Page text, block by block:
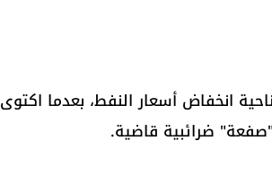
انخفاض أسعار النفط، بعدما اكتوى
ضرائبية قاضية.